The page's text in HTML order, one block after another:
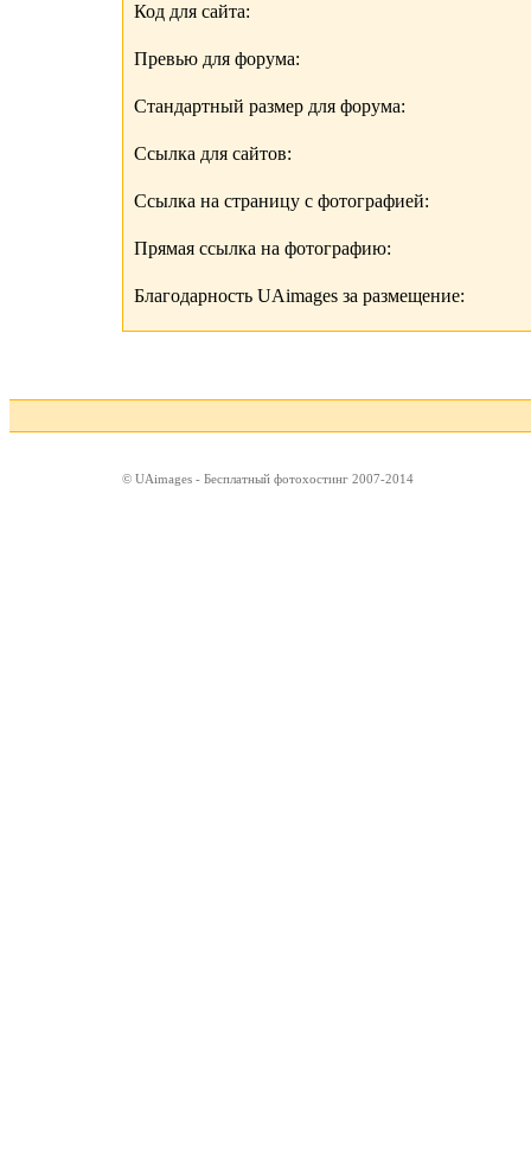
Код для сайта:
Превью для форума:
Стандартный размер для форума:
Ссылка для сайтов:
Ссылка на страницу с фотографией:
Прямая ссылка на фотографию:
Благодарность UAimages за размещение:
© UAimages - Бесплатный фотохостинг 2007-2014